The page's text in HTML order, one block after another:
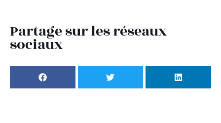
Partage sur les réseaux
sociaux